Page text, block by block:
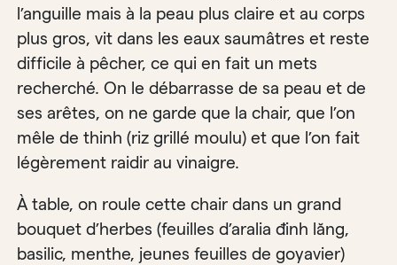
l’anguille mais à la peau plus claire et au corps
plus gros, vit dans les eaux saumâtres et reste
difficile à pêcher, ce qui en fait un mets
recherché. On le débarrasse de sa peau et de
ses arêtes, on ne garde que la chair, que l’on
mêle de thinh (riz grillé moulu) et que l’on fait
légèrement raidir au vinaigre.
À table, on roule cette chair dans un grand
bouquet d’herbes (feuilles d’aralia đinh lăng,
basilic, menthe, jeunes feuilles de goyavier)